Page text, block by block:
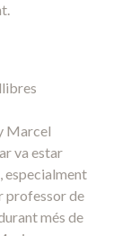
Marcel
va estar
especialment
professor de
més de